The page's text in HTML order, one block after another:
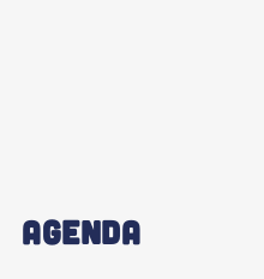
AGENDA